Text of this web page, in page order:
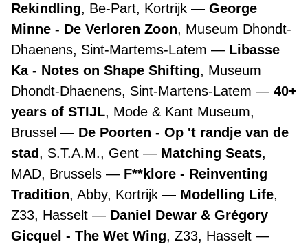
Rekindling, Be-Part, Kortrijk
George
Minne - De Verloren Zoon, Museum Dhondt-
Dhaenens, Sint-Martems-Latem
Libasse
Ka - Notes on Shape Shifting, Museum
Dhondt-Dhaenens, Sint-Martens-Latem
40+
years of STIJL, Mode & Kant Museum,
Brussel
De Poorten - Op 't randje van de
stad, S.T.A.M., Gent Matching Seats,
MAD, Brussels
F**klore - Reinventing
Tradition, Abby, Kortrijk Modelling Life,
Z33, Hasselt
Daniel Dewar & Grégory
Gicquel - The Wet Wing, Z33, Hasselt